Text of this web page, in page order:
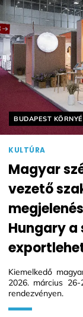
Helyszín címkék:
BUDAPEST
KULTÚRA
Magyar
vezető
Hungary a
Kiemelkedő
2026. március
rendezvényen.